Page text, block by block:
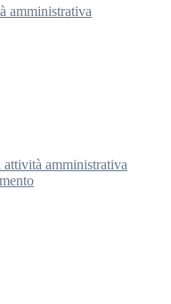
amministrativa
attività amministrativa